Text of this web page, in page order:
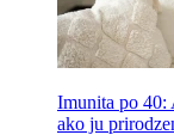
Imunita po 40:
ako ju